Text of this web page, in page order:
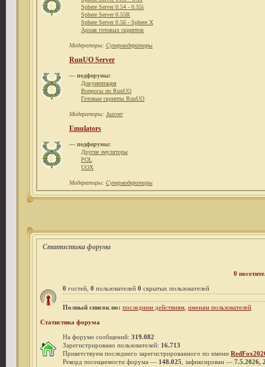
Sphere Server 0.54 - 0.55i
Sphere Server 0.55R
Sphere Server 0.56 - Sphere X
Архив готовых скриптов
Модераторы: Супермодераторы
RunUO Server
— подфорумы:
Документация
Вопросы по RunUO
Готовые скрипты RunUO
Модераторы: Juzzver
Emulators
— подфорумы:
Другие эмуляторы
POL
UOX
Модераторы: Супермодераторы
Статистика форума
0
0 гостей, 0 пользователей 0 скрытых пользователей
Полный список по: последним действиям именам пользователей
Статистика форума
На форуме сообщений: 319.082
Зарегистрировано пользователей: 16.713
Приветствуем последнего зарегистрированного по имени
Рекорд посещаемости форума — 148.025 , зафиксирован — 7.5.2026,